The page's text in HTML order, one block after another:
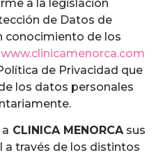
a la legislación
de Datos de
conocimiento de los
www.clinicamenorca.com
de Privacidad que
los datos personales
CLINICA MENORCAsus
a través de los distintos